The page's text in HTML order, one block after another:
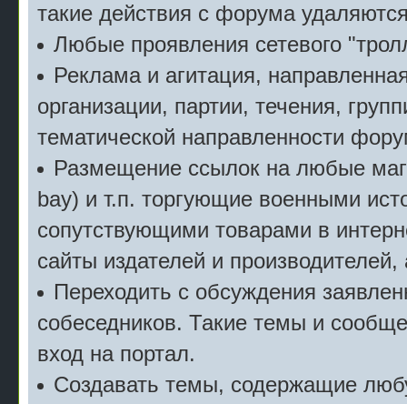
такие действия с форума
Любые проявления сетевого
Реклама и агитация,
организации, партии, течения,
тематической направленности
Размещение ссылок на любые
bay) и т.п. торгующие военными
сопутствующими товарами в
сайты издателей и
Переходить с обсуждения
собеседников. Такие темы и
вход на портал.
Создавать темы, содержащие